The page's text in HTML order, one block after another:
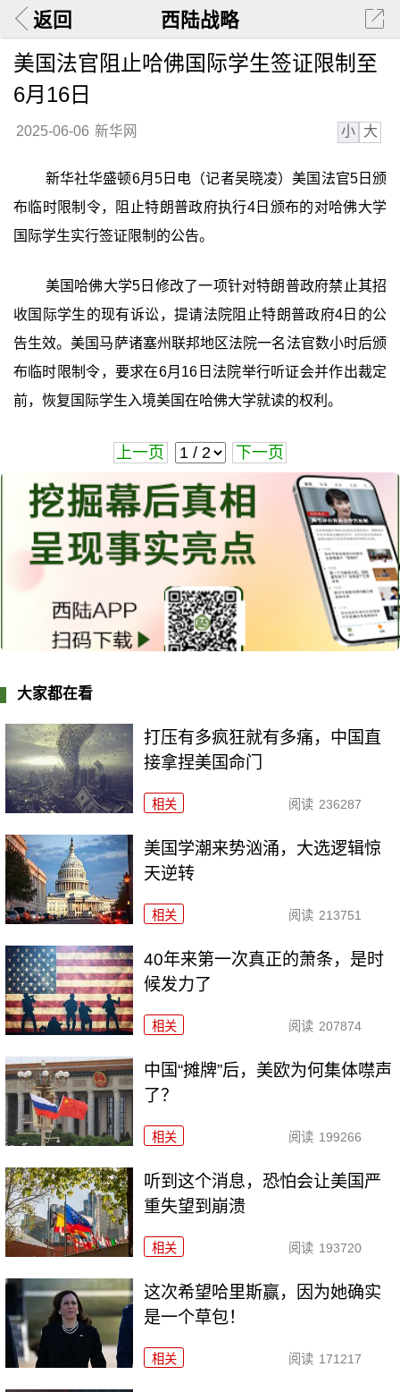
返回 西陆战略
美国法官阻止哈佛国际学生签证限制至
6月16日
2025-06-06 新华网 小 大
新华社华盛顿6月5日电（记者吴晓凌）美国法官5日颁
布临时限制令，阻止特朗普政府执行4日颁布的对哈佛大学
国际学生实行签证限制的公告。
美国哈佛大学5日修改了一项针对特朗普政府禁止其招
收国际学生的现有诉讼，提请法院阻止特朗普政府4日的公
告生效。美国马萨诸塞州联邦地区法院一名法官数小时后颁
布临时限制令，要求在6月16日法院举行听证会并作出裁定
前，恢复国际学生入境美国在哈佛大学就读的权利。
上一页 下一页
大家都在看
打压有多疯狂就有多痛，中国直
接拿捏美国命门
相关 阅读 236287
美国学潮来势汹涌，大选逻辑惊
天逆转
相关 阅读 213751
40年来第一次真正的萧条，是时
候发力了
相关 阅读 207874
中国“摊牌”后，美欧为何集体噤声
了？
相关 阅读 199266
听到这个消息，恐怕会让美国严
重失望到崩溃
相关 阅读 193720
这次希望哈里斯赢，因为她确实
是一个草包！
相关 阅读 171217